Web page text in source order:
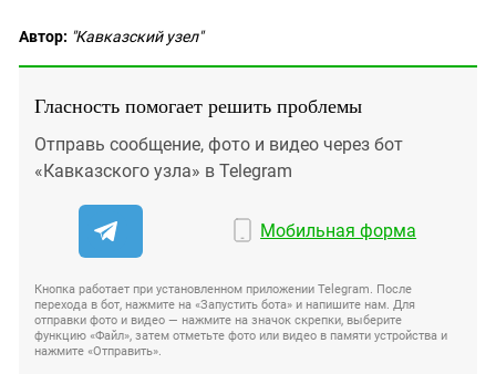
Автор: "Кавказский узел"
Гласность помогает решить проблемы
Отправь сообщение, фото и видео через бот
«Кавказского узла» в Telegram
Мобильная форма
Кнопка работает при установленном приложении Telegram. После
перехода в бот, нажмите на «Запустить бота» и напишите нам. Для
отправки фото и видео — нажмите на значок скрепки, выберите
функцию «Файл», затем отметьте фото или видео в памяти устройства и
нажмите «Отправить».